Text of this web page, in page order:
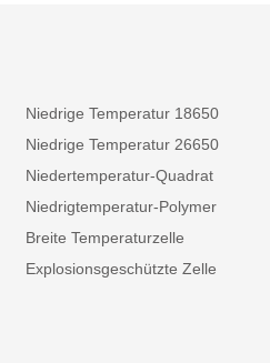
Niedrige Temperatur 18650
Niedrige Temperatur 26650
Niedertemperatur-Quadrat
Niedrigtemperatur-Polymer
Breite Temperaturzelle
Explosionsgeschützte Zelle